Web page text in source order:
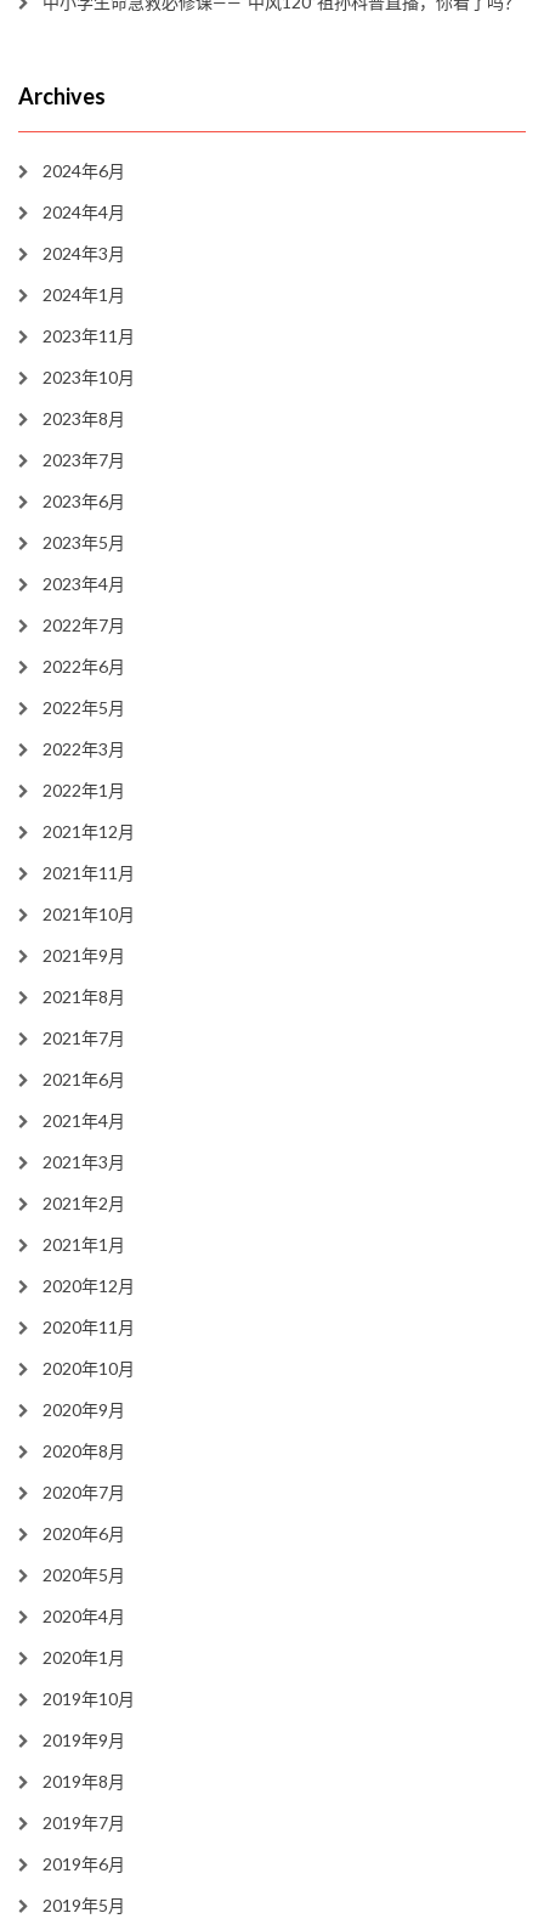
Archives
2024年6月
2024年4月
2024年3月
2024年1月
2023年11月
2023年10月
2023年8月
2023年7月
2023年6月
2023年5月
2023年4月
2022年7月
2022年6月
2022年5月
2022年3月
2022年1月
2021年12月
2021年11月
2021年10月
2021年9月
2021年8月
2021年7月
2021年6月
2021年4月
2021年3月
2021年2月
2021年1月
2020年12月
2020年11月
2020年10月
2020年9月
2020年8月
2020年7月
2020年6月
2020年5月
2020年4月
2020年1月
2019年10月
2019年9月
2019年8月
2019年7月
2019年6月
2019年5月